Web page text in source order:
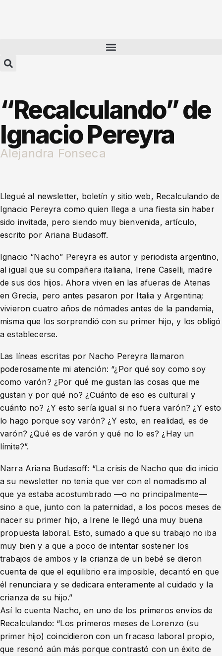
“Recalculando” de
Ignacio Pereyra
Alejandra Fonseca
Llegué al newsletter, boletín y sitio web, Recalculando de
Ignacio Pereyra como quien llega a una fiesta sin haber
sido invitada, pero siendo muy bienvenida, artículo,
escrito por Ariana Budasoff.
Ignacio “Nacho” Pereyra es autor y periodista argentino,
al igual que su compañera italiana, Irene Caselli, madre
de sus dos hijos. Ahora viven en las afueras de Atenas
en Grecia, pero antes pasaron por Italia y Argentina;
vivieron cuatro años de nómades antes de la pandemia,
misma que los sorprendió con su primer hijo, y los obligó
a establecerse.
Las líneas escritas por Nacho Pereyra llamaron
poderosamente mi atención: “¿Por qué soy como soy
como varón? ¿Por qué me gustan las cosas que me
gustan y por qué no? ¿Cuánto de eso es cultural y
cuánto no? ¿Y esto sería igual si no fuera varón? ¿Y esto
lo hago porque soy varón? ¿Y esto, en realidad, es de
varón? ¿Qué es de varón y qué no lo es? ¿Hay un
límite?”.
Narra Ariana Budasoff: “La crisis de Nacho que dio inicio
a su newsletter no tenía que ver con el nomadismo al
que ya estaba acostumbrado —o no principalmente—
sino a que, junto con la paternidad, a los pocos meses de
nacer su primer hijo, a Irene le llegó una muy buena
propuesta laboral. Esto, sumado a que su trabajo no iba
muy bien y a que a poco de intentar sostener los
trabajos de ambos y la crianza de un bebé se dieron
cuenta de que el equilibrio era imposible, decantó en que
él renunciara y se dedicara enteramente al cuidado y la
crianza de su hijo.”
Así lo cuenta Nacho, en uno de los primeros envíos de
Recalculando: “Los primeros meses de Lorenzo (su
primer hijo) coincidieron con un fracaso laboral propio,
que resonó aún más porque contrastó con un éxito de